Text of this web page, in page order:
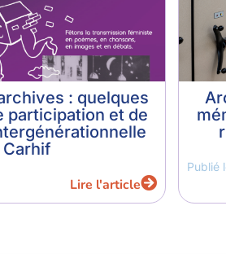
: quelques
participation et de
Carhif
Lire l'article
Publié